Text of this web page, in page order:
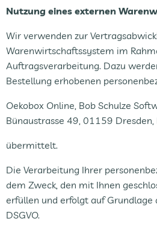
Nutzung eines externen
Wir verwenden zur
Warenwirtschaftssystem im
Auftragsverarbeitung. Dazu
Bestellung erhobenen
Oekobox Online, Bob Schulze
Bünaustrasse 49, 01159
übermittelt.
Die Verarbeitung Ihrer
dem Zweck, den mit Ihnen
erfüllen und erfolgt auf Grundlage
DSGVO.